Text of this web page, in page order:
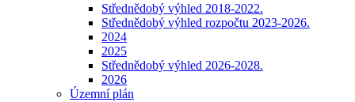
Střednědobý výhled 2018-2022.
Střednědobý výhled rozpočtu 2023-2026.
2024
2025
Střednědobý výhled 2026-2028.
2026
Územní plán